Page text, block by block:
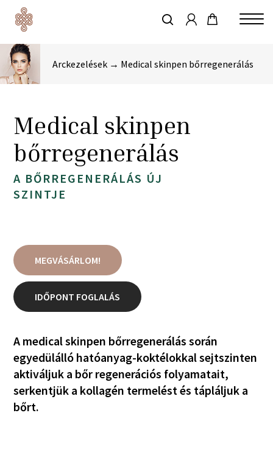
content
keresés
Arckezelések → Medical skinpen bőrregenerálás
Medical skinpen
bőrregenerálás
A BŐRREGENERÁLÁS ÚJ
SZINTJE
MEGVÁSÁRLOM!
IDŐPONT FOGLALÁS
A medical skinpen bőrregenerálás során
egyedülálló hatóanyag-koktélokkal sejtszinten
aktiváljuk a bőr regenerációs folyamatait,
serkentjük a kollagén termelést és tápláljuk a
bőrt.